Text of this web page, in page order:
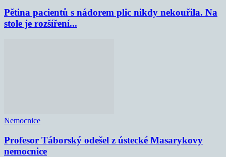
Pětina pacientů s nádorem plic nikdy nekouřila. Na
stole je rozšíření...
Nemocnice
Profesor Táborský odešel z ústecké Masarykovy
nemocnice